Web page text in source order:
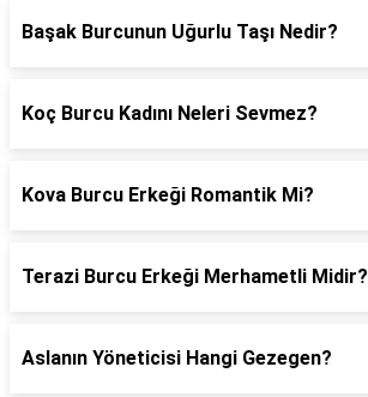
Başak Burcunun Uğurlu Taşı Nedir?
Koç Burcu Kadını Neleri Sevmez?
Kova Burcu Erkeği Romantik Mi?
Terazi Burcu Erkeği Merhametli Midir?
Aslanın Yöneticisi Hangi Gezegen?